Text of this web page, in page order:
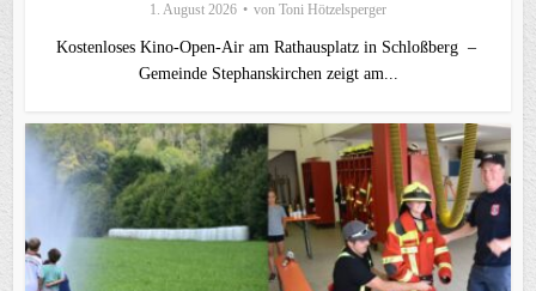
1. August 2026 von Toni Hötzelsperger
Kostenloses Kino-Open-Air am Rathausplatz in Schloßberg –
Gemeinde Stephanskirchen zeigt am...